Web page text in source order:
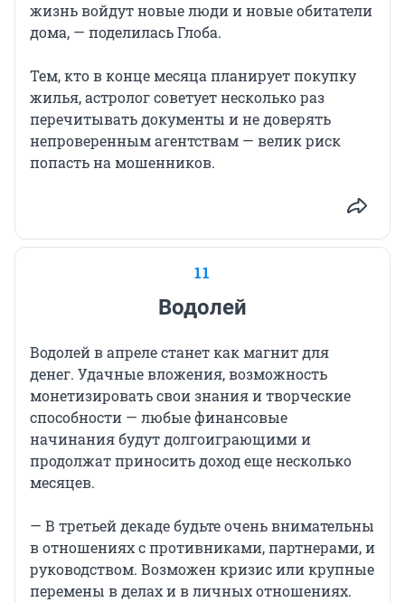
жизнь войдут новые люди и новые обитатели
дома, — поделилась Глоба.
Тем, кто в конце месяца планирует покупку
жилья, астролог советует несколько раз
перечитывать документы и не доверять
непроверенным агентствам — велик риск
попасть на мошенников.
11
Водолей
Водолей в апреле станет как магнит для
денег. Удачные вложения, возможность
монетизировать свои знания и творческие
способности — любые финансовые
начинания будут долгоиграющими и
продолжат приносить доход еще несколько
месяцев.
— В третьей декаде будьте очень внимательны
в отношениях с противниками, партнерами, и
руководством. Возможен кризис или крупные
перемены в делах и в личных отношениях.